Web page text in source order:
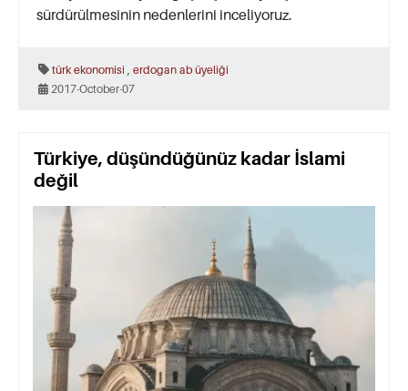
sürdürülmesinin nedenlerini inceliyoruz.
türk ekonomisi erdogan ab üyeliği
2017-October-07
Türkiye, düşündüğünüz kadar İslami
değil